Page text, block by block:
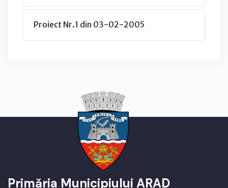
Proiect Nr.1 din 03-02-2005
Primăria Municipiului ARAD